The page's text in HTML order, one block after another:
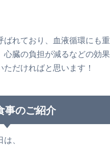
ばれており、血液循環にも
心臓の負担が減るなどの効
ただければと思います！
事のご紹介
、